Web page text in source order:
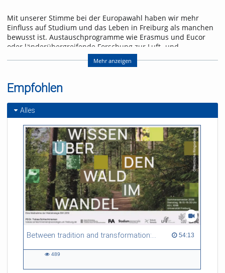
Mit unserer Stimme bei der Europawahl haben wir mehr
Einfluss auf Studium und das Leben in Freiburg als manchen
bewusst ist. Austauschprogramme wie Erasmus und Eucor
oder länderübergreifende Forschung zur Luft- und
Wasserqualität in der Grenzregion Freiburg profitieren seit
vielen Jahren von Fördermitteln der EU. Ein politischer
Freiburg Projekte gefährden.
uniTV hat mit Expert*innen über kulturelle, soziale und
wissenschaftliche Auswirkungen von durch die EU
geförderten Projekten auf die Region Freiburg gesprochen:
CDU-Politiker Klaus Schüle leitet die Stabsstelle für
grenzübergreifende Zusammenarbeit und europäische
Angelegenheiten im Regierungspräsidium Freiburg.
Mehrere Tausend Projekte in Baden-Württemberg werden
über den europäischen Fonds Interreg gefördert. Federica
Sisai berät Bürger*innen für Europe Direct im
Informationszentrum Freiburg.
Sibylle Fischer koordiniert das Projekt CELIS, das einen
europäischen Campus der Sozialen Arbeit aufbaut.
Dirk Oesselmann arbeitet im International Office der
Evangelischen Hochschule Freiburg.
Referent/in:
Andreas Nagel
Mehr anzeigen
Empfohlen
Alles
Between tradition and transformation: how owners, advisers and institutions co-create knowledge for resilient forests in Europe 54:13
54:13 duration
489